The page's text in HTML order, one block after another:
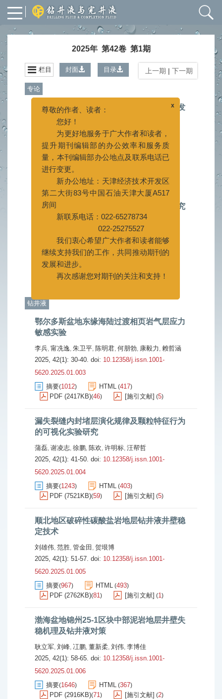
2025年 第42卷 第1期
栏目 封面 目录 上一期 | 下一期
专论
国内钻井液处理剂研究进展、现状分析与发
展建议
2025, 42(1): 1-19.doi:10.12358/j.issn.1001-
5620.2025.01.001
摘要(1996
PDF (2278KB)(169) [施引文献](12)
纳米纤维素的制备及在钻井液中的应用研究
张喜,赵月琴
2025, 42(1): 20-29.doi:10.12358/j.issn.1001-
5620.2025.01.002
摘要(1531 ) HTML ( 600 )
PDF (2409KB)(69 ) [施引文献](3
钻井液
鄂尔多斯盆地东缘海陆过渡相页岩气层应力
敏感实验
李兵, 甯冼逸, 朱卫平, 陈明君, 何朋勃, 康毅力 , 赖哲涵
2025, 42(1): 30-40. doi: 10.12358/j.issn.1001-
5620.2025.01.003
摘要(1012) HTML (417)
PDF (2417KB)(46) [施引文献] (5)
漏失裂缝内封堵层演化规律及颗粒特征行为
的可视化实验研究
蒲磊, 谢凌志, 徐鹏, 陈欢, 许明标, 汪帮哲
2025, 42(1): 41-50. doi: 10.12358/j.issn.1001-
5620.2025.01.004
摘要(1243) HTML (403)
PDF (7521KB)(59) [施引文献] (5)
顺北地区破碎性碳酸盐岩地层钻井液井壁稳
定技术
刘雄伟, 范胜, 管金田 , 贺垠博
2025, 42(1): 51-57. doi: 10.12358/j.issn.1001-
5620.2025.01.005
摘要(967) HTML (493)
PDF (2762KB)(81) [施引文献] (1)
渤海盆地锦州25-1区块中部泥岩地层井壁失
稳机理及钻井液对策
耿立军, 刘峰, 冮鹏, 董新柔, 刘伟, 李博佳
2025, 42(1): 58-65. doi: 10.12358/j.issn.1001-
5620.2025.01.006
摘要(1646) HTML (367)
PDF (2916KB)(71) [施引文献] (2)
尊敬的作者、读者：
您好！
为更好地服务于广大作者和读者，
提升期刊编辑部的办公效率和服务质
量，本刊编辑部办公地点及联系电话已
进行变更。
新办公地址：天津经济技术开发区
第二大街83号中国石油天津大厦A517
房间
022-25275527
我们衷心希望广大作者和读者能够
继续支持我们的工作，共同推动期刊的
发展和进步。
再次感谢您对期刊的关注和支持！